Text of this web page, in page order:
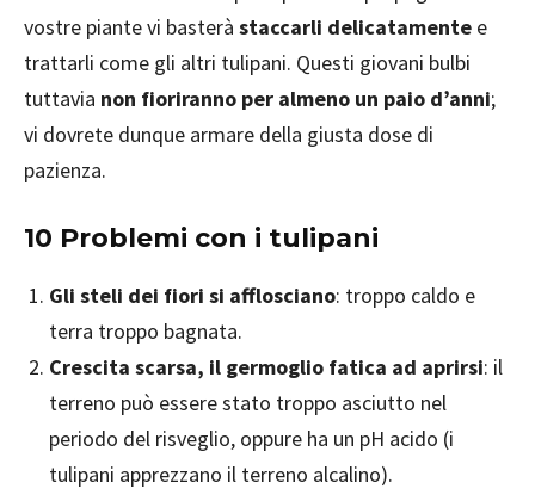
vostre piante vi basterà staccarli delicatamente e
trattarli come gli altri tulipani. Questi giovani bulbi
tuttavia non fioriranno per almeno un paio d’anni;
vi dovrete dunque armare della giusta dose di
pazienza.
10 Problemi con i tulipani
Gli steli dei fiori si afflosciano: troppo caldo e
terra troppo bagnata.
Crescita scarsa, il germoglio fatica ad aprirsi: il
terreno può essere stato troppo asciutto nel
periodo del risveglio, oppure ha un pH acido (i
tulipani apprezzano il terreno alcalino).